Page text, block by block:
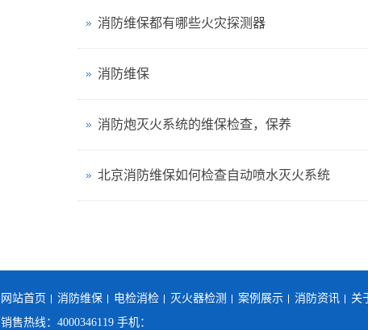
消防维保都有哪些火灾探测器
消防维保
消防炮灭火系统的维保检查，保养
北京消防维保如何检查自动喷水灭火系统
网站首页 消防维保 电检消检 灭火器检测 案例展示 消防资讯 关
销售热线：4000346119 手机：